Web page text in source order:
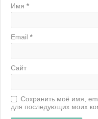
Имя*
Email*
Сайт
Сохранить моё имя,
для последующих моих